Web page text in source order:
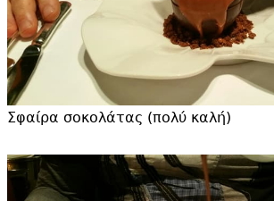
Σφαίρα σοκολάτας (πολύ καλή)